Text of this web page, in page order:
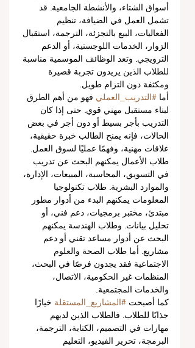
أسواق الشتاء، والأنشطة الجامعية. قد
تشمل العمل في الضيافة، تنظيم
الفعاليات، البيع بالتجزئة، الترجمة، استقبال
الزوار، الخدمات اللوجستية، أو الدعم
الترويجي. وتعد الوظائف الموسمية مناسبة
للطلاب الذين يريدون تجربة قصيرة
ومكثفة دون التزام طويل.
أما #التدريب_العملي فهو من أهم الطرق
لبناء مستقبل مهني قوي. حتى إذا كان
التدريب بأجر بسيط أو دون أجر في بعض
الحالات، فإنه يمنح الطالب خبرة حقيقية،
علاقات مهنية، وفهمًا عمليًا لسوق العمل.
طلاب الأعمال يمكنهم البحث عن تدريب
في التسويق، المحاسبة، المبيعات، الإدارة،
والموارد البشرية. طلاب تكنولوجيا
المعلومات يمكنهم البدء من أدوار مطور
مبتدئ، مختبر برمجيات، دعم فني، أو
تحليل بيانات. وطلاب الهندسة يمكنهم
البحث عن أدوار مساعد تقني أو دعم
مشاريع. أما طلاب الصحة والعلوم
الاجتماعية فقد يجدون فرصًا في البحث،
المنظمات غير الحكومية، الاتصال،
والخدمات المجتمعية.
كما أصبحت #المشاريع_المستقلة خيارًا
جذابًا للطلاب. فالطلاب الذين لديهم
مهارات في التصميم، الكتابة، الترجمة،
البرمجة، تحرير الفيديو، التعليم